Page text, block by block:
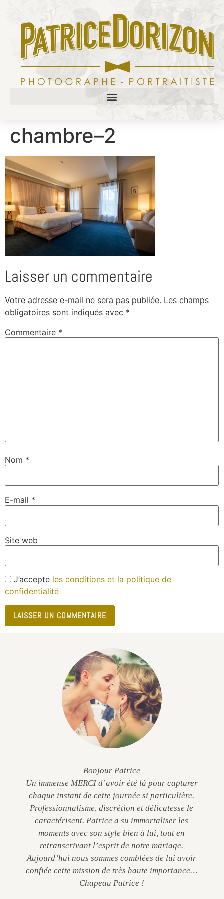
chambre–2
Laisser un commentaire
Votre adresse e-mail ne sera pas publiée. Les champs
obligatoires sont indiqués avec *
Commentaire *
Nom *
E-mail *
Site web
J’accepte les conditions et la politique de
confidentialité
Bonjour Patrice
Un immense MERCI d’avoir été là pour capturer
chaque instant de cette journée si particulière.
Professionnalisme, discrétion et délicatesse le
caractérisent. Patrice a su immortaliser les
moments avec son style bien à lui, tout en
retranscrivant l’esprit de notre mariage.
Aujourd’hui nous sommes comblées de lui avoir
confiée cette mission de très haute importance…
Chapeau Patrice !